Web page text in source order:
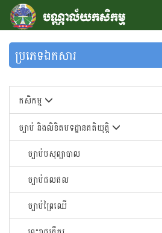
ប្រភេទឯកសារ
កសិកម្ម
ច្បាប់ និងលិខិតបទដ្ឋានគតិយុត្តិ
ច្បាប់បសុព្យាបាល
ច្បាប់ជលផល
ច្បាប់ព្រៃឈើ